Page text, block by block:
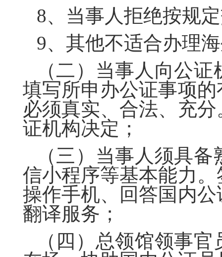
8、当事人拒绝按规
9、其他不适合办理
（二）当事人向公
填写所申办公证事项
必须真实、合法、充
证机构决定；
（三）当事人须具
信小程序等基本能力
操作手机、回答国内
翻译服务；
（四） 总领馆领事官